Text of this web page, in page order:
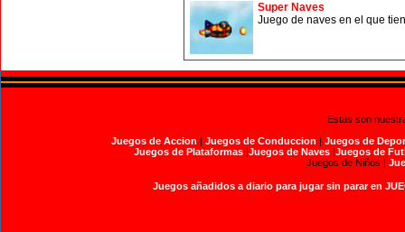
Super Naves
Juego de naves en el que
Estas son
Juegos de Accion | Juegos de Conduccion | Juegos de
Juegos de Plataformas|Juegos de Naves|Juegos de
Juegos de Niños |
Juegos añadidos a diario para jugar sin parar en